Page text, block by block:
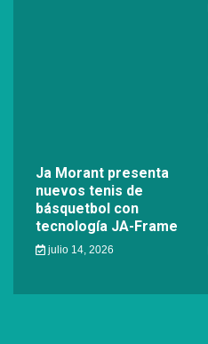
Ja Morant presenta
nuevos tenis de
básquetbol con
tecnología JA-Frame
julio 14, 2026